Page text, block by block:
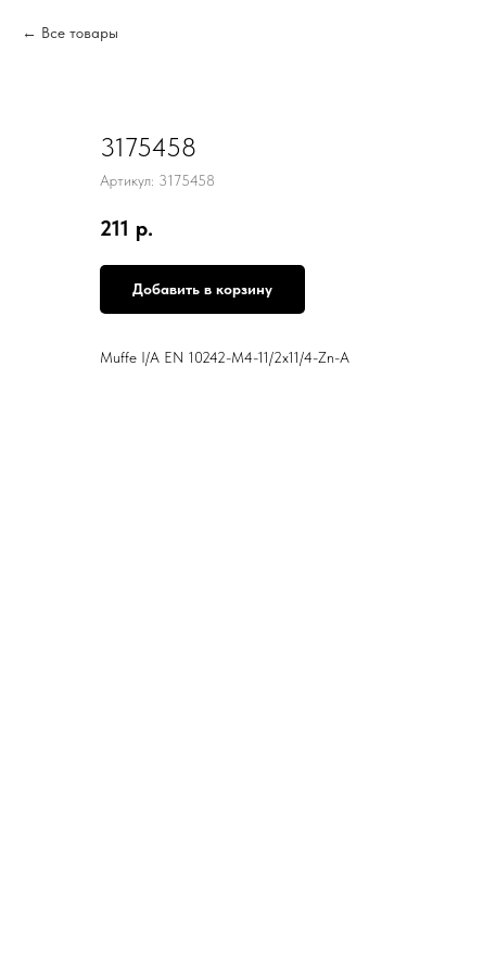
Все товары
3175458
Артикул: 3175458
211 р.
Добавить в корзину
Muffe I/A EN 10242-M4-11/2x11/4-Zn-A